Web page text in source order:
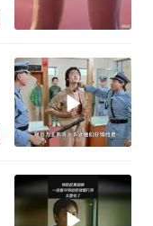
共筑健康中国